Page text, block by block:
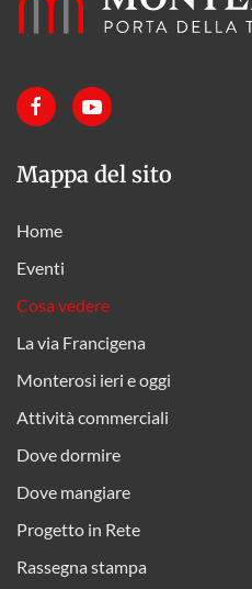
Mappa del sito
Home
Eventi
Cosa vedere
La via Francigena
Monterosi ieri e oggi
Attività commerciali
Dove dormire
Dove mangiare
Progetto in Rete
Rassegna stampa